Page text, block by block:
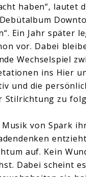
haben“, lautet
Ein Jahr
vor. Dabei
Wechselspiel
ins Hier
und die
Stilrichtung zu
von Spark
auf. Kein
Dabei scheint